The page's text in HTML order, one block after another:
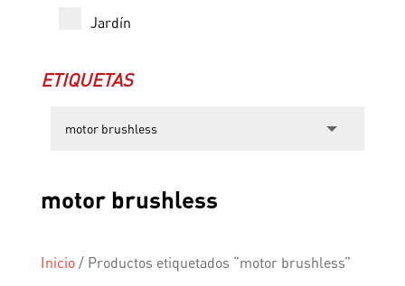
Jardín
ETIQUETAS
motor brushless
Inicio/ Productos etiquetados “motor brushless”